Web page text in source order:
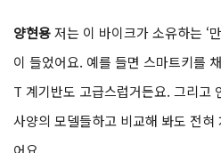
양현용저는 이 바이크가 소유하는 ‘
이 들었어요. 예를 들면 스마트키를
T 계기반도 고급스럽거든요. 그리고
사양의 모델들하고 비교해 봐도 전혀